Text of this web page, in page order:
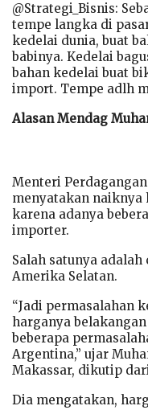
@Strategi_Bisnis:
tempe langka di
kedelai dunia, buat
babinya. Kedelai
bahan kedelai buat
import. Tempe adlh
Alasan Mendag
Menteri
menyatakan naiknya
karena adanya
importer.
Salah satunya
Amerika Selatan.
“Jadi permasalahan
harganya
beberapa
Argentina,” ujar
Makassar, dikutip
Dia mengatakan,